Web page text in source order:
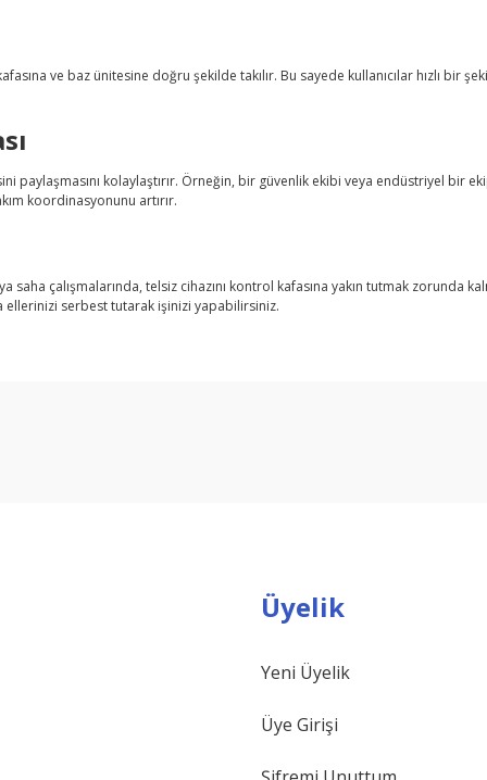
ve baz ünitesine doğru şekilde takılır. Bu sayede kullanıcılar hızlı
paylaşmasını kolaylaştırır. Örneğin, bir güvenlik ekibi veya endüstriyel bir
koordinasyonunu artırır.
saha çalışmalarında, telsiz cihazını kontrol kafasına yakın tutmak
ellerinizi serbest tutarak işinizi yapabilirsiniz.
Üyelik
Yeni Üyelik
Üye Girişi